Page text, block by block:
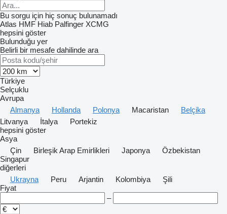
Bu sorgu için hiç sonuç bulunamadı
Atlas HMF Hiab Palfinger XCMG
hepsini göster
Bulunduğu yer
Belirli bir mesafe dahilinde ara
Türkiye
Selçuklu
Avrupa
Almanya
Hollanda Polonya Macaristan
Belçika
Litvanya
İtalya
Portekiz
hepsini göster
Asya
Çin
Birleşik Arap Emirlikleri Japonya
Özbekistan
Singapur
diğerleri
Ukrayna
Peru Arjantin Kolombiya
Şili
Fiyat
–